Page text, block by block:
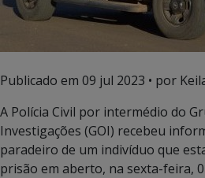
Publicado em 09 jul 2023 • por
A Polícia Civil por intermédio do
Investigações (GOI) recebeu
paradeiro de um indivíduo que
prisão em aberto, na sexta-feira,